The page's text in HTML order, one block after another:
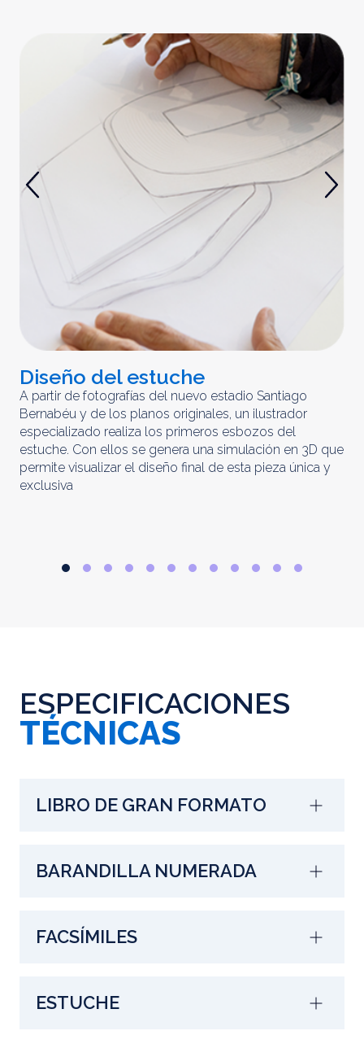
Diseño del estuche
A partir de fotografías del nuevo estadio Santiago
Bernabéu y de los planos originales, un ilustrador
especializado realiza los primeros esbozos del
estuche. Con ellos se genera una simulación en 3D que
permite visualizar el diseño final de esta pieza única y
exclusiva
ESPECIFICACIONES
TÉCNICAS
LIBRO DE GRAN FORMATO
BARANDILLA NUMERADA
FACSÍMILES
ESTUCHE